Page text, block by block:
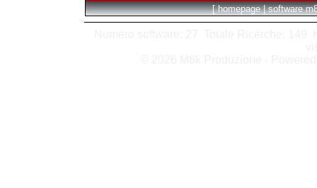
[ homepage | software